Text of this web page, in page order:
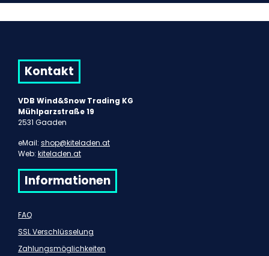
Kontakt
VDB Wind&Snow Trading KG
Mühlparzstraße 19
2531 Gaaden
eMail: shop@kiteladen.at
Web: kiteladen.at
Informationen
FAQ
SSL Verschlüsselung
Zahlungsmöglichkeiten